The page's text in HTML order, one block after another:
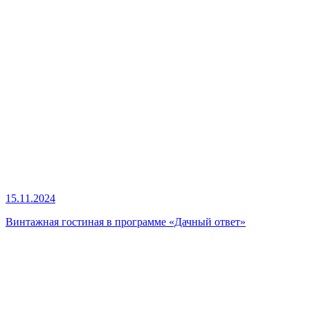
15.11.2024
Винтажная гостиная в программе «Дачный ответ»